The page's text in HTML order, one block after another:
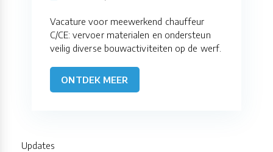
Vacature voor meewerkend chauffeur
C/CE: vervoer materialen en ondersteun
veilig diverse bouwactiviteiten op de werf.
ONTDEK MEER
Updates